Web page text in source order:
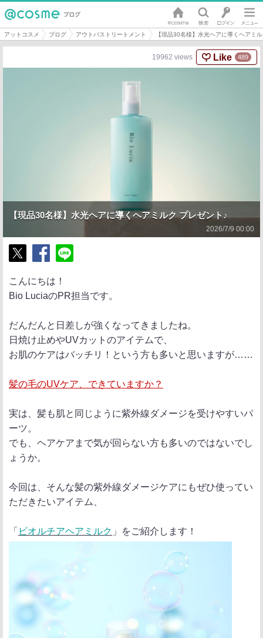
アットコスメ ブログ アウトバストリートメント 【現品30名様】水光ヘアに導くヘアミ
19962 views Like 489
【現品30名様】水光ヘアに導くヘアミルク プレゼント♪
2026/7/9 00:00
ス
ェ
る
こんにちは！
Bio LuciaのPR担当です。
だんだんと日差しが強くなってきましたね。
日焼け止めやUVカットのアイテムで、
お肌のケアはバッチリ！という方も多いと思いますが……
髪の毛のUVケア、できていますか？
実は、髪も肌と同じように紫外線ダメージを受けやすいパ
ーツ。
でも、ヘアケアまで気が回らない方も多いのではないでし
ょうか。
今回は、そんな髪の紫外線ダメージケアにもぜひ使ってい
ただきたいアイテム、
「 ビオルチアヘアミルク 」をご紹介します！